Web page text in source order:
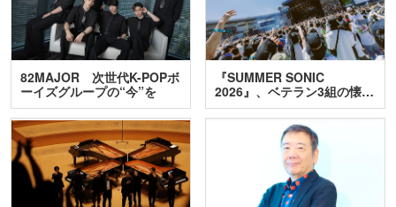
82MAJOR 次世代K-POPボ
ーイズグループの“今”を
訊…
『SUMMER SONIC
2026』、ベテラン3組の懐…